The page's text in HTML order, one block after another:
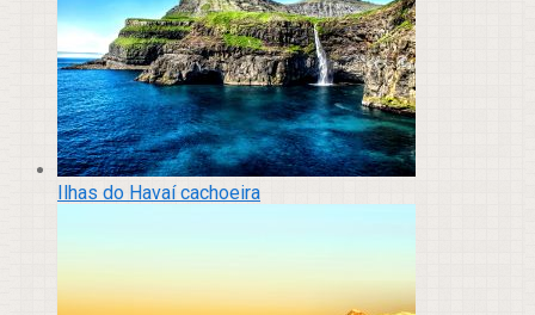
Ilhas do Havaí cachoeira